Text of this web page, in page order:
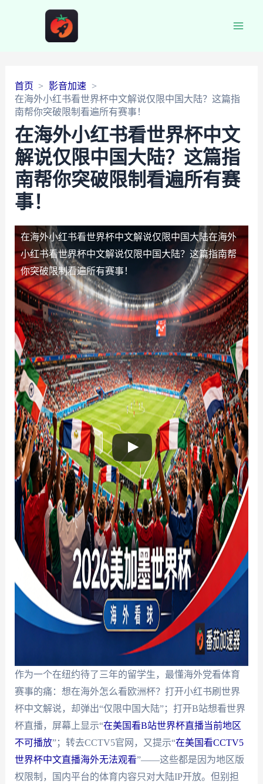
首页
影音加速
在海外小红书看世界杯中文解说仅限中国大陆？这篇指
南帮你突破限制看遍所有赛事！
在海外小红书看世界杯中文
解说仅限中国大陆？这篇指
南帮你突破限制看遍所有赛
事！
在海外小红书看世界杯中文解说仅限中国大陆在海外
小红书看世界杯中文解说仅限中国大陆？这篇指南帮
你突破限制看遍所有赛事！
作为一个在纽约待了三年的留学生，最懂海外党看体育
赛事的痛：想在海外怎么看欧洲杯？打开小红书刷世界
杯中文解说，却弹出“仅限中国大陆”；打开B站想看世界
杯直播，屏幕上显示“在美国看B站世界杯直播当前地区
不可播放”；转去CCTV5官网，又提示“在美国看CCTV5
世界杯中文直播海外无法观看”——这些都是因为地区版
权限制，国内平台的体育内容只对大陆IP开放。但别担